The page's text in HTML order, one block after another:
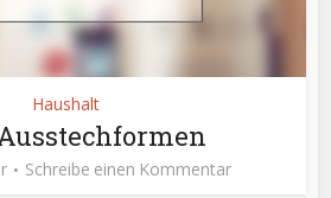
Haushalt
Schreibe einen Kommentar